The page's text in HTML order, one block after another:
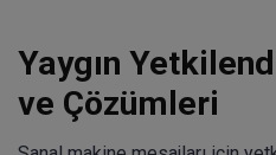
Yaygın
ve Çözümleri